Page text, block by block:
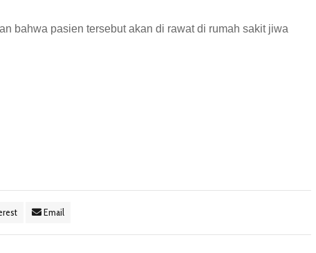
bahwa pasien tersebut akan di rawat di rumah sakit jiwa
Email